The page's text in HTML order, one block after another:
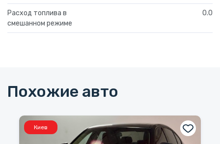
Расход топлива в
смешанном режиме
0.0
Похожие авто
Киев